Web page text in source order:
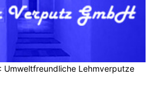
Umweltfreundliche Lehmverputze